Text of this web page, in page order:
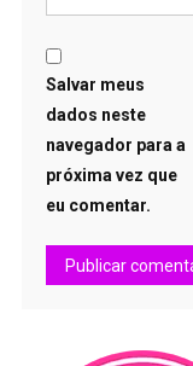
Salvar meus
dados neste
navegador para a
próxima vez que
eu comentar.